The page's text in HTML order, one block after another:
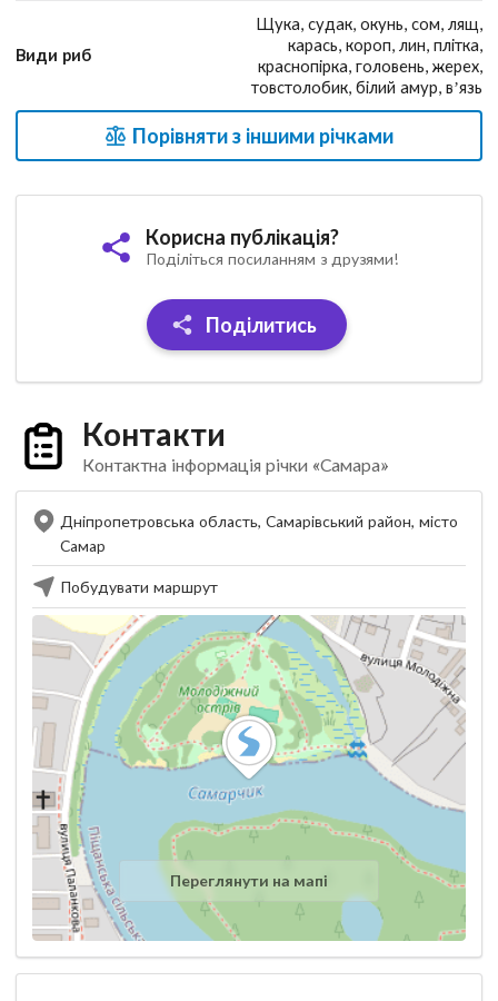
Види риб
Щука, судак, окунь, сом, лящ,
карась, короп, лин, плітка,
краснопірка, головень, жерех,
товстолобик, білий амур, в’язь
Порівняти з іншими річками
Корисна публікація?
Поділіться посиланням з друзями!
Поділитись
Контакти
Контактна інформація річки «Самара»
Дніпропетровська область, Самарівський район, місто
Самар
Побудувати маршрут
Переглянути на мапі